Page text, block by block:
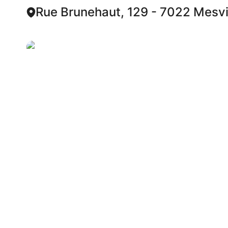
Rue Brunehaut, 129 - 7022